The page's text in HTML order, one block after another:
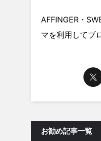
AFFINGER・
マを利用してブ
お勧め記事一覧